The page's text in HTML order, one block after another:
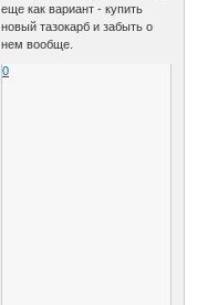
еще как вариант - купить
новый тазокарб и забыть о
нем вообще.
0